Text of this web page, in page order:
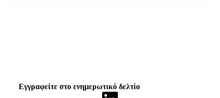
Εγγραφείτε στο ενημερωτικό δελτίο